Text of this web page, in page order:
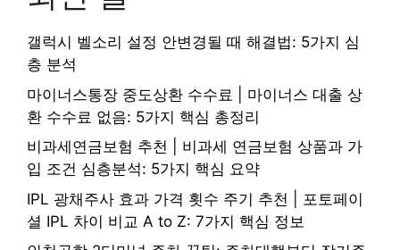
갤럭시 벨소리 설정 안변경될 때 해결법: 5가지 심
층 분석
마이너스통장 중도상환 수수료 | 마이너스 대출 상
환 수수료 없음: 5가지 핵심 총정리
비과세연금보험 추천 | 비과세 연금보험 상품과 가
입 조건 심층분석: 5가지 핵심 요약
IPL 광채주사 효과 가격 횟수 주기 추천 | 포토페이
셜 IPL 차이 비교 A to Z: 7가지 핵심 정보